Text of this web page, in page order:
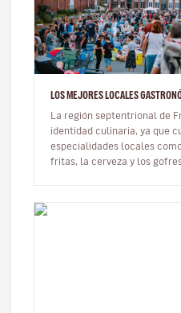
LOS MEJORES LOCALES
La región septentrional de
identidad culinaria, ya que
especialidades locales
fritas, la cerveza y los